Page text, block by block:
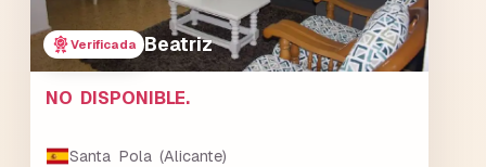
Verificada Beatriz
NO DISPONIBLE.
Santa Pola (Alicante)